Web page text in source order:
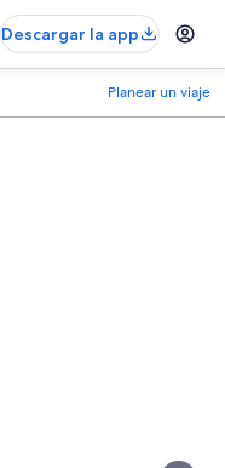
Descargar la app
Planear un viaje